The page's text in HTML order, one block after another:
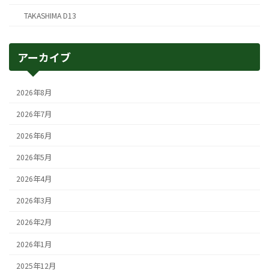
TAKASHIMA D13
アーカイブ
2026年8月
2026年7月
2026年6月
2026年5月
2026年4月
2026年3月
2026年2月
2026年1月
2025年12月